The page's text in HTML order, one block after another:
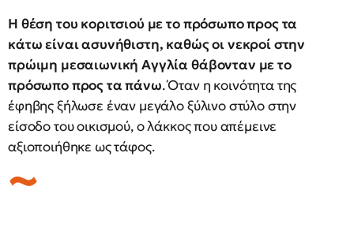
Η θέση του κοριτσιού με το πρόσωπο προς τα
κάτω είναι ασυνήθιστη, καθώς οι νεκροί στην
πρώιμη μεσαιωνική Αγγλία θάβονταν με το
πρόσωπο προς τα πάνω. Όταν η κοινότητα της
έφηβης ξήλωσε έναν μεγάλο ξύλινο στύλο στην
είσοδο του οικισμού, ο λάκκος που απέμεινε
αξιοποιήθηκε ως τάφος.